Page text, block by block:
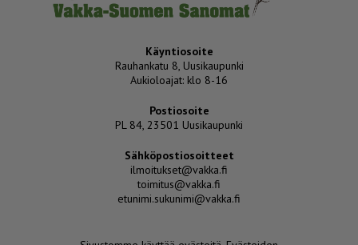
Käyntiosoite
Rauhankatu 8, Uusikaupunki
Aukioloajat: klo 8-16
Postiosoite
PL 84, 23501 Uusikaupunki
Sähköpostiosoitteet
ilmoitukset@vakka.fi
toimitus@vakka.fi
etunimi.sukunimi@vakka.fi